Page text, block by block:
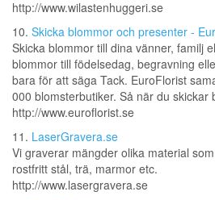
http://www.wilastenhuggeri.se
10. Skicka blommor och presenter -
Skicka blommor till dina vänner, familj
blommor till födelsedag, begravning
bara för att säga Tack. EuroFlorist
000 blomsterbutiker. Så när du skickar
http://www.euroflorist.se
11. LaserGravera.se
Vi graverar mängder olika material
rostfritt stål, trä, marmor etc.
http://www.lasergravera.se